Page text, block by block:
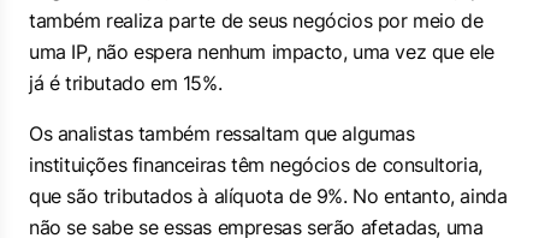
também realiza parte de seus negócios por meio de
uma IP, não espera nenhum impacto, uma vez que ele
já é tributado em 15%.
Os analistas também ressaltam que algumas
instituições financeiras têm negócios de consultoria,
que são tributados à alíquota de 9%. No entanto, ainda
não se sabe se essas empresas serão afetadas, uma